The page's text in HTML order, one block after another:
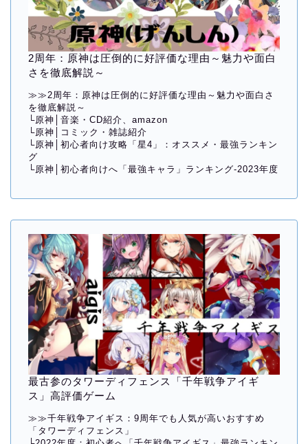
2周年：原神は圧倒的に好評価な理由～魅力や面白
さを徹底解説～
≫≫ 2周年：原神は圧倒的に好評価な理由～魅力や面白さ
を徹底解説～
└原神│音楽・CD紹介、amazon
└原神│コミック・雑誌紹介
└原神│初心者向け攻略「星4」：オススメ・最強ランキン
グ
└原神│初心者向けへ「最強キャラ」ランキング-2023年度
最古参のタワーディフェンス「千年戦争アイギ
ス」高評価ゲーム
≫≫千年戦争アイギス：9周年でも人気が高いおすすめ
「タワーディフェンス」